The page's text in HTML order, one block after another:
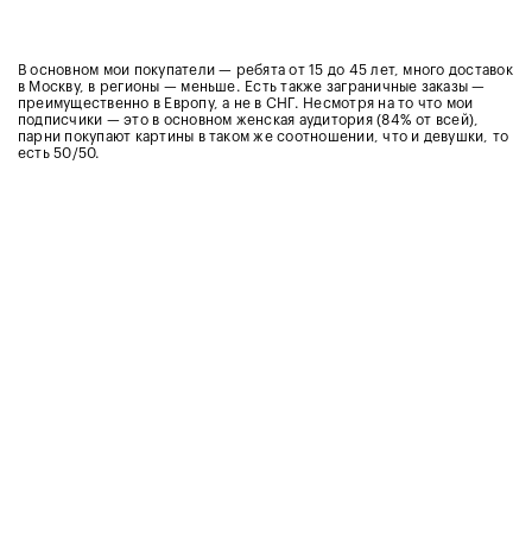
В основном мои покупатели— ребята от 15 до 45 лет, много доставок
в Москву, в регионы — меньше. Есть также заграничные заказы —
преимущественно в Европу, а не в СНГ. Несмотря на то что мои
подписчики — это в основном женская аудитория (84% от всей),
парни покупают картины в таком же соотношении, что и девушки, то
есть 50/50.